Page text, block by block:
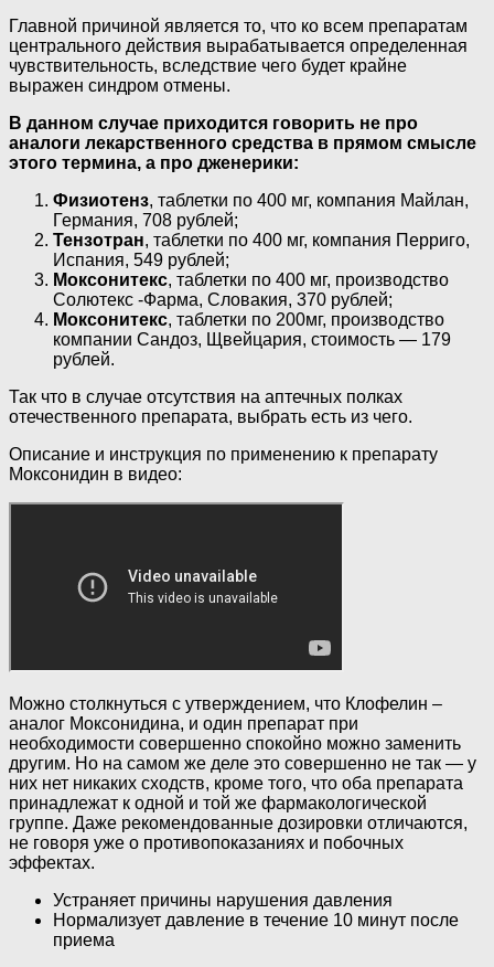
Главной причиной является то, что ко всем препаратам
центрального действия вырабатывается определенная
чувствительность, вследствие чего будет крайне
выражен синдром отмены.
В данном случае приходится говорить не про
аналоги лекарственного средства в прямом смысле
этого термина, а про дженерики:
Физиотенз, таблетки по 400 мг, компания Майлан,
Германия, 708 рублей;
Тензотран, таблетки по 400 мг, компания Перриго,
Испания, 549 рублей;
Моксонитекс, таблетки по 400 мг, производство
Солютекс -Фарма, Словакия, 370 рублей;
Моксонитекс, таблетки по 200мг, производство
компании Сандоз, Щвейцария, стоимость — 179
рублей.
Так что в случае отсутствия на аптечных полках
отечественного препарата, выбрать есть из чего.
Описание и инструкция по применению к препарату
Моксонидин в видео:
Можно столкнуться с утверждением, что Клофелин –
аналог Моксонидина, и один препарат при
необходимости совершенно спокойно можно заменить
другим. Но на самом же деле это совершенно не так — у
них нет никаких сходств, кроме того, что оба препарата
принадлежат к одной и той же фармакологической
группе. Даже рекомендованные дозировки отличаются,
не говоря уже о противопоказаниях и побочных
эффектах.
Устраняет причины нарушения давления
Нормализует давление в течение 10 минут после
приема